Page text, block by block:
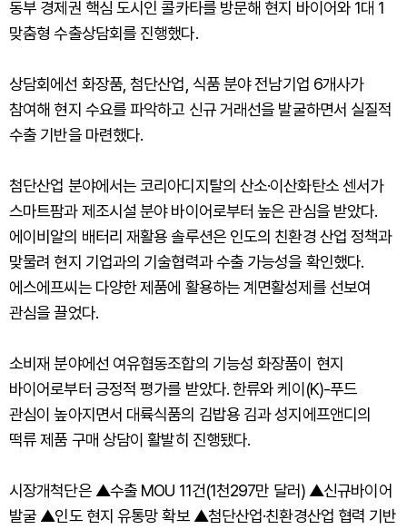
동부 경제권 핵심 도시인 콜카타를 방문해 현지 바이어와 1대 1
맞춤형 수출상담회를 진행했다.
상담회에선 화장품, 첨단산업, 식품 분야 전남기업 6개사가
참여해 현지 수요를 파악하고 신규 거래선을 발굴하면서 실질적
수출 기반을 마련했다.
첨단산업 분야에서는 코리아디지탈의 산소·이산화탄소 센서가
스마트팜과 제조시설 분야 바이어로부터 높은 관심을 받았다.
에이비알의 배터리 재활용 솔루션은 인도의 친환경 산업 정책과
맞물려 현지 기업과의 기술협력과 수출 가능성을 확인했다.
에스에프씨는 다양한 제품에 활용하는 계면활성제를 선보여
관심을 끌었다.
소비재 분야에선 여유협동조합의 기능성 화장품이 현지
바이어로부터 긍정적 평가를 받았다. 한류와 케이(K)-푸드
관심이 높아지면서 대륙식품의 김밥용 김과 성지에프앤디의
떡류 제품 구매 상담이 활발히 진행됐다.
시장개척단은 ▲수출 MOU 11건(1천297만 달러) ▲신규바이어
발굴 ▲인도 현지 유통망 확보 ▲첨단산업·친환경산업 협력 기반